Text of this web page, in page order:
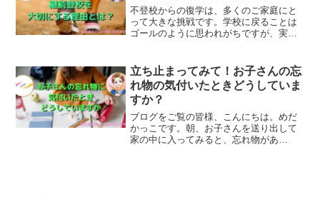
不登校からの復学は、多くのご家庭にと
って大きな挑戦です。学校に戻ることは
ゴールのように思われがちですが、実際
は、復学後の「継続登校」までしっかり
サポートしています。今回は、なぜPLS
が継続登校を重視するのか、その理由を
詳しくお伝えします。
立ち止まってみて！お子さんの忘
れ物の気付いたときどうしていま
すか？
ブログをご覧の皆様、こんにちは。めだ
かっこです。朝、お子さんを送り出して
家の中に入ってみると、忘れ物があ